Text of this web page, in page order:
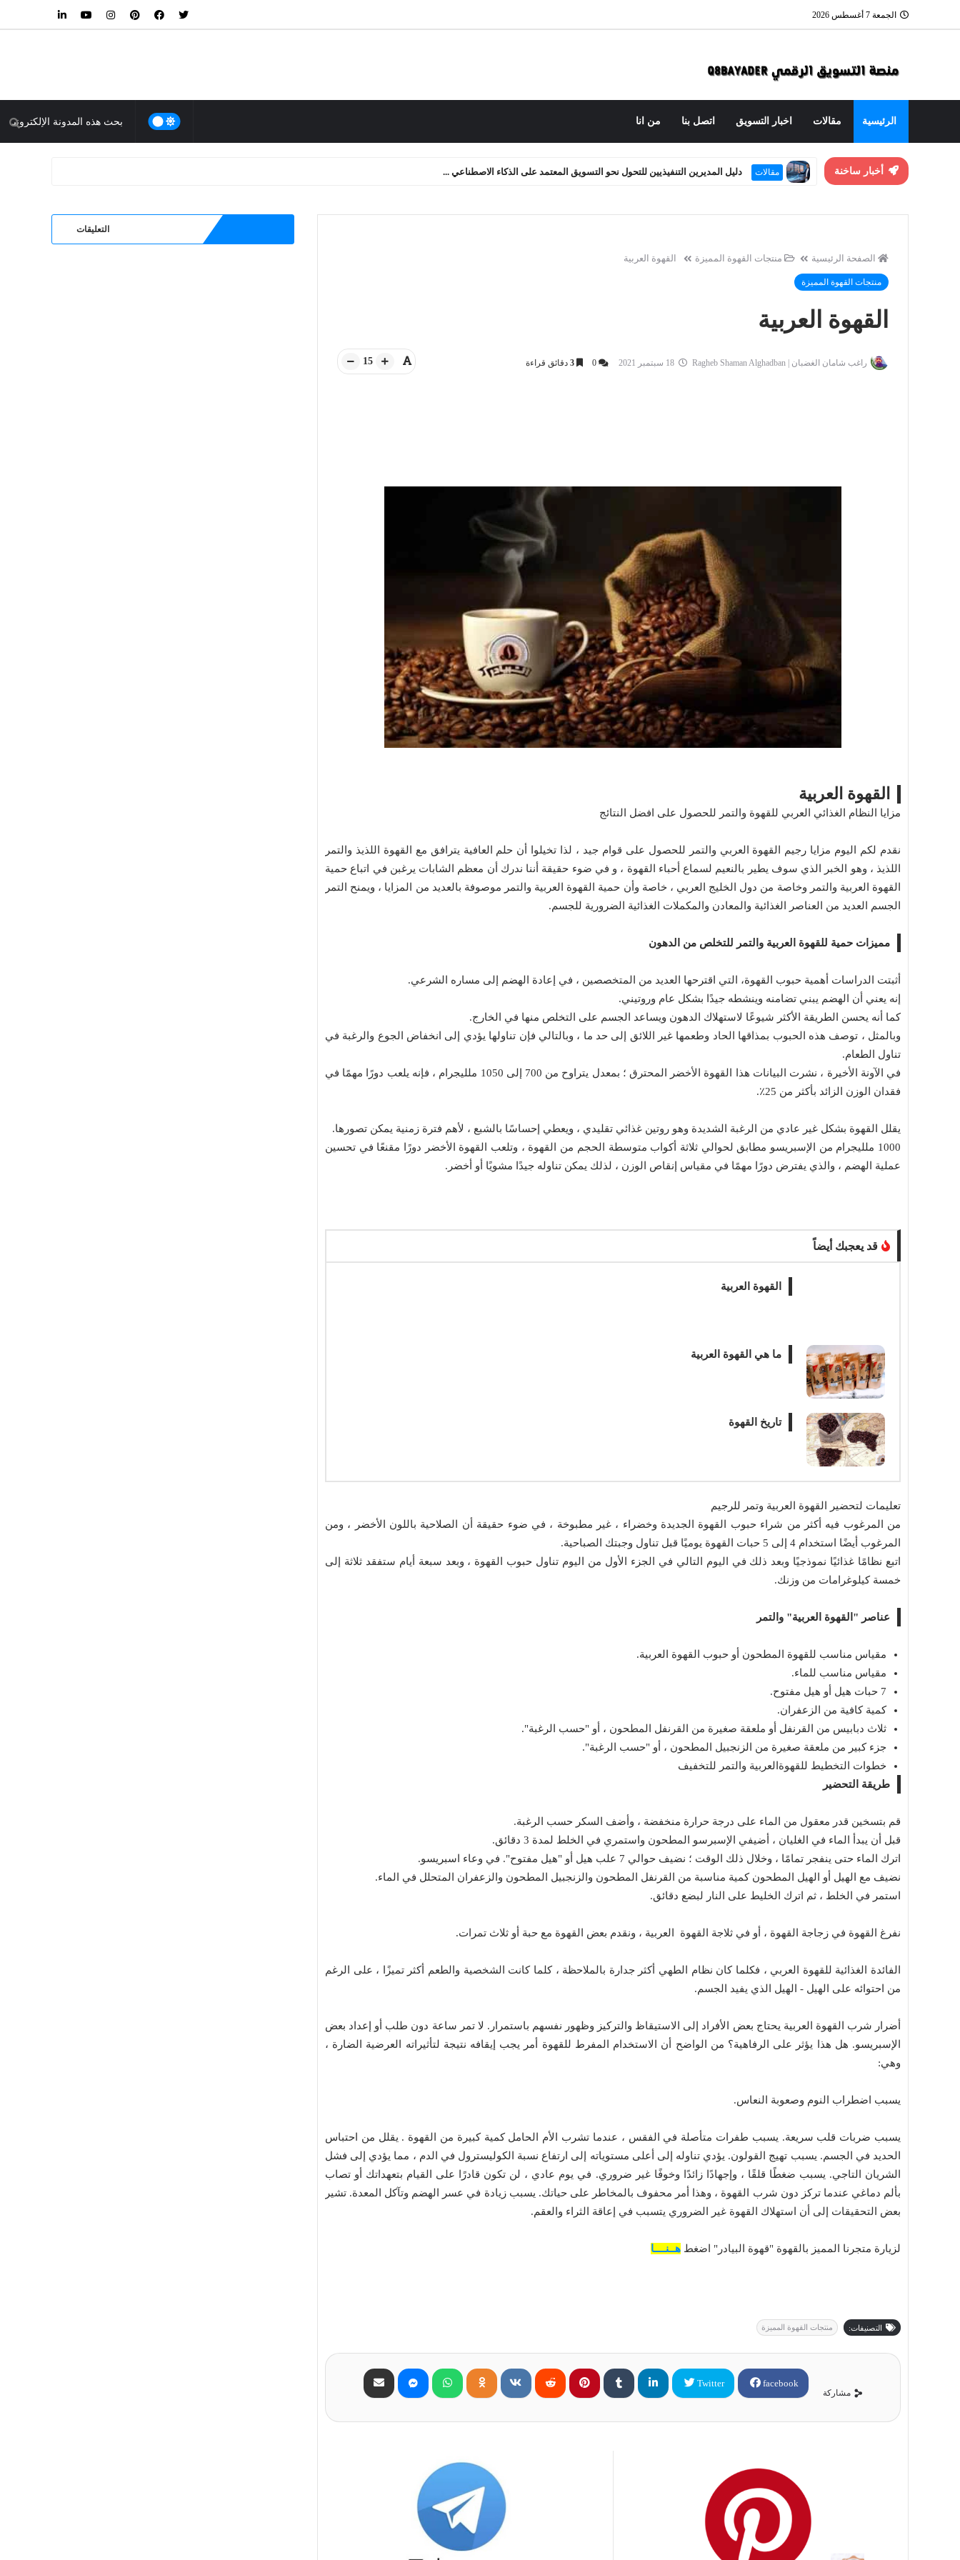
الجمعة 7 أغسطس 2026
الرئيسية مقالات اخبار التسويق اتصل بنا من انا
أخبار ساخنة مقالات دليل المديرين التنفيذيين للتحول نحو التسويق المعتمد على الذكاء الاصطناعي ... مقالات العنوان الاستراتيجي: هندسة التدفق النقدي: كيف أعدنا صياغة الأصول الرقمية ...
الصفحة الرئيسية منتجات القهوة المميزة القهوة العربية
منتجات القهوة المميزة
القهوة العربية
راغب شامان الغضبان | Ragheb Shaman Alghadban 0
3 دقائق قراءة 15
القهوة العربية
مزايا النظام الغذائي العربي للقهوة والتمر للحصول على افضل النتائج
نقدم لكم اليوم مزايا رجيم القهوة العربي والتمر للحصول على قوام جيد ، لذا تخيلوا أن حلم العافية يترافق مع القهوة اللذيذ والتمر
اللذيذ ، وهو الخبر الذي سوف يطير بالنعيم لسماع أحباء القهوة ، و في ضوء حقيقة أننا ندرك أن معظم الشابات يرغبن في اتباع حمية
القهوة العربية والتمر وخاصة من دول الخليج العربي ، خاصة وأن حمية القهوة العربية والتمر موصوفة بالعديد من المزايا ، ويمنح التمر
الجسم العديد من العناصر الغذائية والمعادن والمكملات الغذائية الضرورية للجسم.
مميزات حمية للقهوة العربية والتمر للتخلص من الدهون
أثبتت الدراسات أهمية حبوب القهوة، التي اقترحها العديد من المتخصصين ، في إعادة الهضم إلى مساره الشرعي.
إنه يعني أن الهضم يبني تضامنه وينشطه جيدًا بشكل عام وروتيني.
كما أنه يحسن الطريقة الأكثر شيوعًا لاستهلاك الدهون ويساعد الجسم على التخلص منها في الخارج.
وبالمثل ، توصف هذه الحبوب بمذاقها الحاد وطعمها غير اللائق إلى حد ما ، وبالتالي فإن تناولها يؤدي إلى انخفاض الجوع والرغبة في
تناول الطعام.
في الآونة الأخيرة ، نشرت البيانات هذا القهوة الأخضر المحترق ؛ بمعدل يتراوح من 700 إلى 1050 ملليجرام ، فإنه يلعب دورًا مهمًا في
فقدان الوزن الزائد بأكثر من 25٪.
يقلل القهوة بشكل غير عادي من الرغبة الشديدة وهو روتين غذائي تقليدي ، ويعطي إحساسًا بالشبع ، لأهم فترة زمنية يمكن تصورها.
1000 ملليجرام من الإسبريسو مطابق لحوالي ثلاثة أكواب متوسطة الحجم من القهوة ، وتلعب القهوة الأخضر دورًا مقنعًا في تحسين
عملية الهضم ، والذي يفترض دورًا مهمًا في مقياس إنقاص الوزن ، لذلك يمكن تناوله جيدًا مشويًا أو أخضر.
قد يعجبك أيضاً
القهوة العربية
ما هي القهوة العربية
تاريخ القهوة
تعليمات لتحضير القهوة العربية وتمر للرجيم
من المرغوب فيه أكثر من شراء حبوب القهوة الجديدة وخضراء ، غير مطبوخة ، في ضوء حقيقة أن الصلاحية باللون الأخضر ، ومن
المرغوب أيضًا استخدام 4 إلى 5 حبات القهوة يوميًا قبل تناول وجبتك الصباحية.
اتبع نظامًا غذائيًا نموذجيًا وبعد ذلك في اليوم التالي في الجزء الأول من اليوم تناول حبوب القهوة ، وبعد سبعة أيام ستفقد ثلاثة إلى
خمسة كيلوغرامات من وزنك.
عناصر "القهوة العربية" والتمر
مقياس مناسب للقهوة المطحون أو حبوب القهوة العربية.
مقياس مناسب للماء.
7 حبات هيل أو هيل مفتوح.
كمية كافية من الزعفران.
ثلاث دبابيس من القرنفل أو ملعقة صغيرة من القرنفل المطحون ، أو "حسب الرغبة".
جزء كبير من ملعقة صغيرة من الزنجبيل المطحون ، أو "حسب الرغبة".
خطوات التخطيط للقهوةالعربية والتمر للتخفيف
طريقة التحضير
قم بتسخين قدر معقول من الماء على درجة حرارة منخفضة ، وأضف السكر حسب الرغبة.
قبل أن يبدأ الماء في الغليان ، أضيفي الإسبرسو المطحون واستمري في الخلط لمدة 3 دقائق.
اترك الماء حتى ينفجر تمامًا ، وخلال ذلك الوقت ؛ نضيف حوالي 7 علب هيل أو "هيل مفتوح". في وعاء اسبريسو.
نضيف مع الهيل أو الهيل المطحون كمية مناسبة من القرنفل المطحون والزنجبيل المطحون والزعفران المتحلل في الماء.
استمر في الخلط ، ثم اترك الخليط على النار لبضع دقائق.
نفرغ القهوة في زجاجة القهوة ، أو في ثلاجة القهوة العربية ، ونقدم بعض القهوة مع حبة أو ثلاث تمرات.
الفائدة الغذائية للقهوة العربي ، فكلما كان نظام الطهي أكثر جدارة بالملاحظة ، كلما كانت الشخصية والطعم أكثر تميزًا ، على الرغم
من احتوائه على الهيل - الهيل الذي يفيد الجسم.
أضرار شرب القهوة العربية يحتاج بعض الأفراد إلى الاستيقاظ والتركيز وظهور نفسهم باستمرار. لا تمر ساعة دون طلب أو إعداد بعض
الإسبريسو. هل هذا يؤثر على الرفاهية؟ من الواضح أن الاستخدام المفرط للقهوة أمر يجب إيقافه نتيجة لتأثيراته العرضية الضارة ،
وهي:
يسبب اضطراب النوم وصعوبة النعاس.
يسبب ضربات قلب سريعة. يسبب طفرات متأصلة في الفقس ، عندما تشرب الأم الحامل كمية كبيرة من القهوة . يقلل من احتباس
الحديد في الجسم. يسبب تهيج القولون. يؤدي تناوله إلى أعلى مستوياته إلى ارتفاع نسبة الكوليسترول في الدم ، مما يؤدي إلى فشل
الشريان التاجي. يسبب ضغطًا قلقًا ، وإجهادًا زائدًا وخوفًا غير ضروري. في يوم عادي ، لن تكون قادرًا على القيام بتعهداتك أو تصاب
بألم دماغي عندما تركز دون شرب القهوة ، وهذا أمر محفوف بالمخاطر على حياتك. يسبب زيادة في عسر الهضم وتآكل المعدة. تشير
بعض التحقيقات إلى أن استهلاك القهوة غير الضروري يتسبب في إعاقة الثراء والعقم.
لزيارة متجرنا المميز بالقهوة "قهوة البيادر" اضغط هــنــــا
التصنيفات: منتجات القهوة المميزة
مشاركة
facebook
Twitter
التعليقات